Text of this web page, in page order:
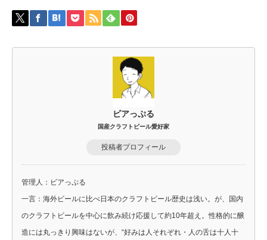
ビアっぷる
国産クラフトビール愛好家
投稿者プロフィール
管理人：ビアっぷる
一言：海外ビールに比べ日本のクラフトビール歴史は浅い。が、国内
のクラフトビールを中心に飲み続け応援して約10年超え。性格的に醸
造には丸っきり興味はないが、“好みは人それぞれ・人の舌は十人十